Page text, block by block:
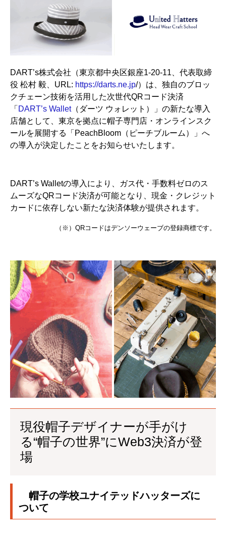
DART’s株式会社（東京都中央区銀座1-20-11、代表取締
役 松村 毅、URL: https://darts.ne.jp/）は、独自のブロッ
クチェーン技術を活用した次世代QRコード決済
「 DART’s Wallet（ダーツ ウォレット）」の新たな導入
店舗として、東京を拠点に帽子専門店・オンラインスク
ールを展開する「PeachBloom（ピーチブルーム）」へ
の導入が決定したことをお知らせいたします。
DART’s Walletの導入により、ガス代・手数料ゼロのス
ムーズなQRコード決済が可能となり、現金・クレジット
カードに依存しない新たな決済体験が提供されます。
（※）QRコードはデンソーウェーブの登録商標です。
現役帽子デザイナーが手がけ
る“帽子の世界”にWeb3決済が登
場
帽子の学校ユナイテッドハッターズに
ついて